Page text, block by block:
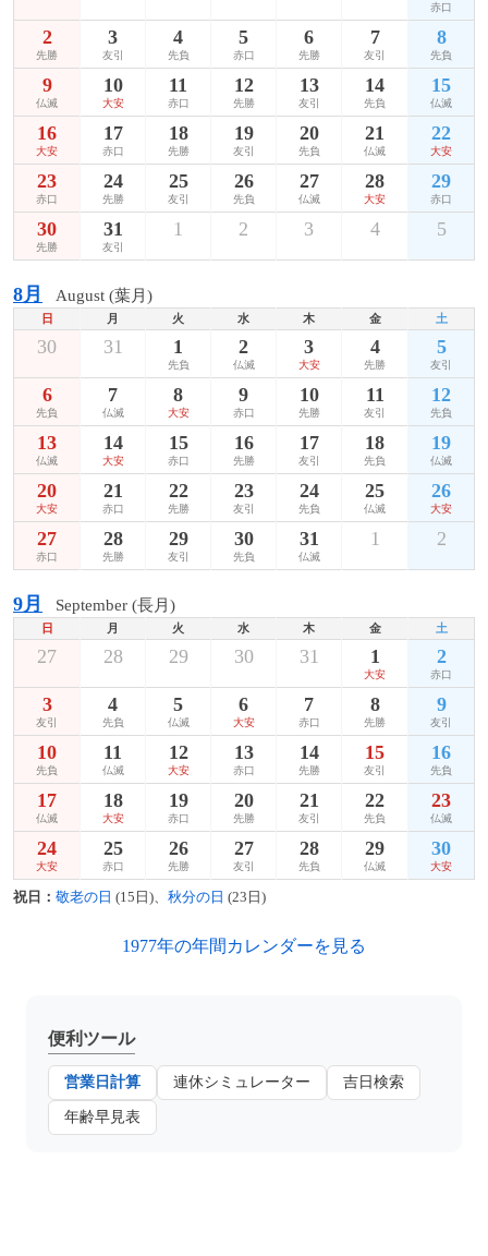
赤口
2
先勝
3
友引
4
先負
5
赤口
6
先勝
7
友引
8
先負
9
仏滅
10
大安
11
赤口
12
先勝
13
友引
14
先負
15
仏滅
16
大安
17
赤口
18
先勝
19
友引
20
先負
21
仏滅
22
大安
23
赤口
24
先勝
25
友引
26
先負
27
仏滅
28
大安
29
赤口
30
先勝
31
友引
1 2 3 4 5
8月 August (葉月)
日 月 火 水 木 金 土
30 31 1
先負
2
仏滅
3
大安
4
先勝
5
友引
6
先負
7
仏滅
8
大安
9
赤口
10
先勝
11
友引
12
先負
13
仏滅
14
大安
15
赤口
16
先勝
17
友引
18
先負
19
仏滅
20
大安
21
赤口
22
先勝
23
友引
24
先負
25
仏滅
26
大安
27
赤口
28
先勝
29
友引
30
先負
31
仏滅
1 2
9月 September (長月)
日 月 火 水 木 金 土
27 28 29 30 31 1
大安
2
赤口
3
友引
4
先負
5
仏滅
6
大安
7
赤口
8
先勝
9
友引
10
先負
11
仏滅
12
大安
13
赤口
14
先勝
15
友引
16
先負
17
仏滅
18
大安
19
赤口
20
先勝
21
友引
22
先負
23
仏滅
24
大安
25
赤口
26
先勝
27
友引
28
先負
29
仏滅
30
大安
祝日： 敬老の日 (15日)、 秋分の日 (23日)
1977年の年間カレンダーを見る
便利ツール
営業日計算 連休シミュレーター 吉日検索
年齢早見表